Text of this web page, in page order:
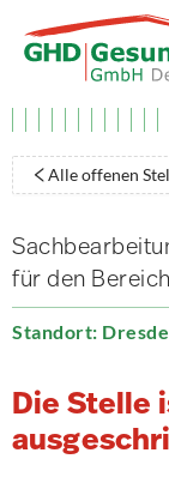
Alle offenen
für den
Standort:
Die Stelle